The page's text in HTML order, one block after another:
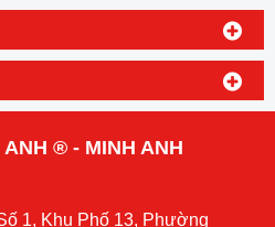
® - MINH ANH
1, Khu Phố 13, Phường